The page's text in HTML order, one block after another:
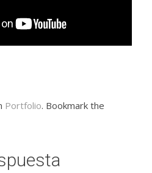
Portfolio. Bookmark the